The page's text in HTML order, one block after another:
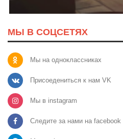
МЫ В СОЦСЕТЯХ
Мы на одноклассниках
Присоедениться к нам VK
Мы в instagram
Следите за нами на facebook